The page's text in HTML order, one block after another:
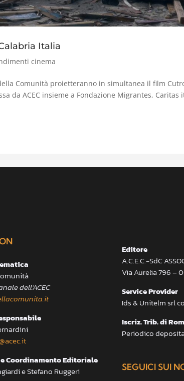
Italia
cinema
Comunità proietteranno in simultanea il film
da ACEC insieme a Fondazione Migrantes, Caritas
dell’ACEC
Coordinamento Editoriale
e Stefano Ruggeri
Editore
A.C.E.C.-SdC
Via Aurelia 796 –
Service Provider
Ids & Unitelm srl
Iscriz. Trib. di
Periodico
SEGUICI SUI